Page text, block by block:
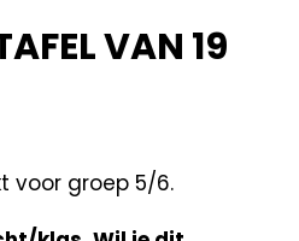
VAN 19
voor groep 5/6.